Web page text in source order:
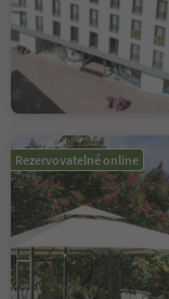
Rezervovatelné online